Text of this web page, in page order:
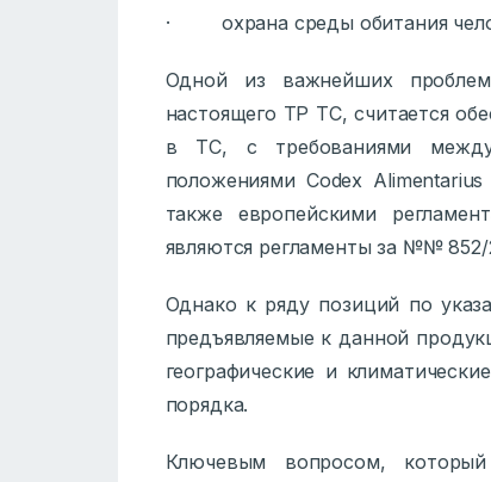
· охрана среды обитания
Одной из важнейших
настоящего ТР ТС, считается
в ТС, с требованиями
положениями Codex
также европейскими
являются регламенты за №№
Однако к ряду позиций по
предъявляемые к данной
географические и
порядка.
Ключевым вопросом,